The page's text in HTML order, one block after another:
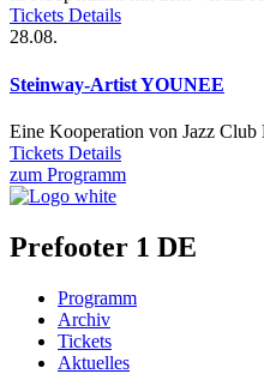
Tickets Details
28.08.
Steinway-Artist YOUNEE
Eine Kooperation von Jazz
Tickets Details
zum Programm
Prefooter 1 DE
Programm
Archiv
Tickets
Aktuelles